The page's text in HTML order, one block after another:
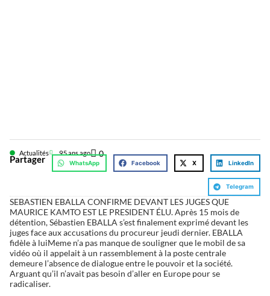
Actualités 95 ans ago 0
Partager WhatsApp Facebook X LinkedIn
Telegram
SEBASTIEN EBALLA CONFIRME DEVANT LES JUGES QUE
MAURICE KAMTO EST LE PRESIDENT ÉLU. Après 15 mois de
détention, Sébastien EBALLA s’est finalement exprimé devant les
juges face aux accusations du procureur jeudi dernier. EBALLA
fidèle à luiMeme n’a pas manque de souligner que le mobil de sa
vidéo où il appelait à un rassemblement à la poste centrale
demeure l’absence de dialogue entre le pouvoir et la société.
Arguant qu’il n’avait pas besoin d’aller en Europe pour se
radicaliser.